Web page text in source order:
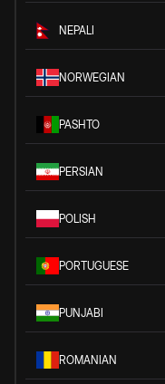
NEPALI
NORWEGIAN
PASHTO
PERSIAN
POLISH
PORTUGUESE
PUNJABI
ROMANIAN